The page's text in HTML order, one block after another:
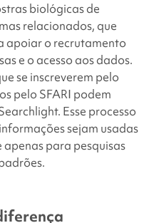
biológicas de
relacionados, que
apoiar o recrutamento
e o acesso aos dados.
se inscreverem pelo
pelo SFARI podem
. Esse processo
sejam usadas
para pesquisas